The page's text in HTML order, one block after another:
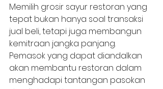
Memilih grosir sayur restoran yang
tepat bukan hanya soal transaksi
jual beli, tetapi juga membangun
kemitraan jangka panjang.
Pemasok yang dapat diandalkan
akan membantu restoran dalam
menghadapi tantangan pasokan